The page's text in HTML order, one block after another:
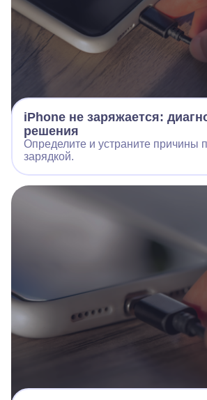
iPhone не заряжается:
решения
Определите и устраните причины
зарядкой.